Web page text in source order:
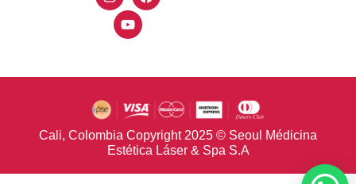
Cali, Colombia Copyright 2025 © Seoul Médicina
Estética Láser & Spa S.A